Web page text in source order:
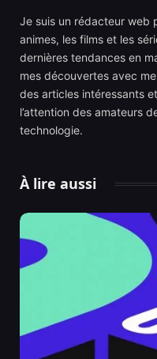
Je suis un rédacteur web
animes, les films et les
dernières tendances en
mes découvertes avec
des articles intéressants
l’attention des amateurs
technologie.
À lire aussi